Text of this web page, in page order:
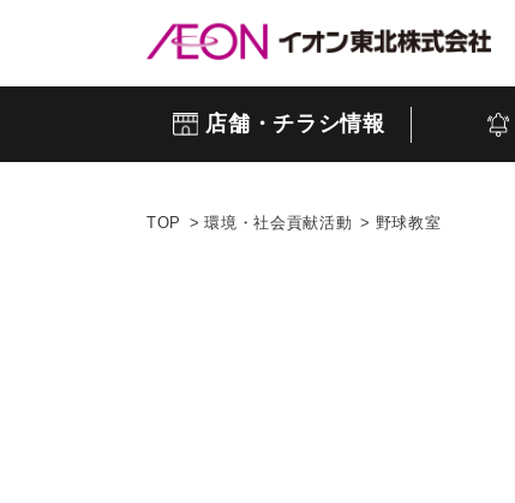
店舗・チラシ情報
TOP 環境・社会貢献活動 野球教室